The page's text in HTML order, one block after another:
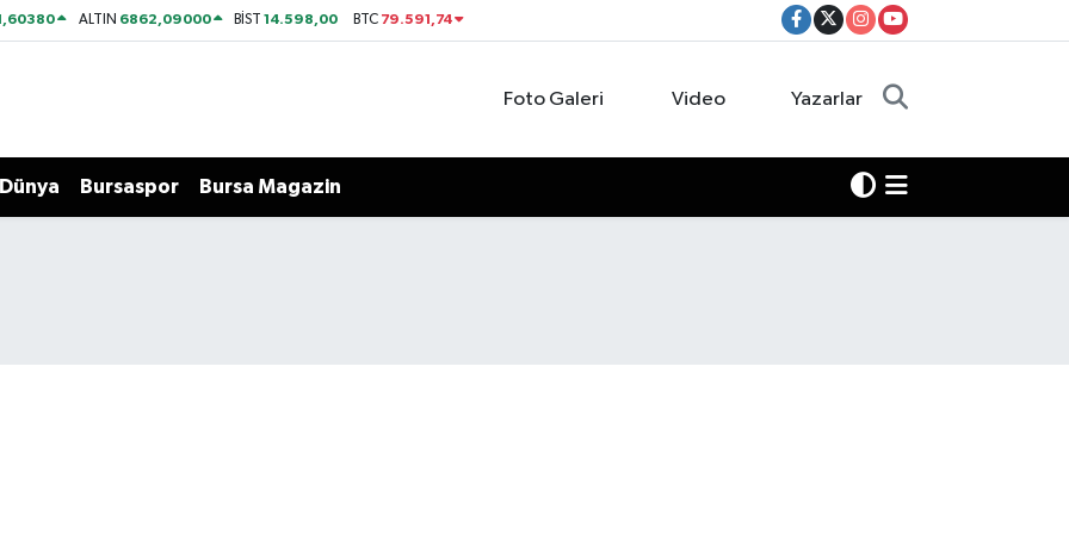
ALTIN 6862,09000 BİST14.598,00 BTC 79.591,74
Foto Galeri Video Yazarlar
Dünya Bursaspor Bursa Magazin